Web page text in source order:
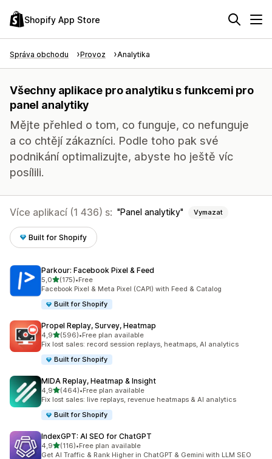
Shopify App Store
Správa obchodu Provoz Analytika
Všechny aplikace pro analytiku s funkcemi pro
panel analytiky
Mějte přehled o tom, co funguje, co nefunguje
a co chtějí zákazníci. Podle toho pak své
podnikání optimalizujte, abyste ho ještě víc
posílili.
Více aplikací (1 436) s: Panel analytiky Vymazat
Built for Shopify
Parkour: Facebook Pixel & Feed
5,0z 5 hvězd
(175)
Celkový počet recenzí: 175
•Free
Facebook Pixel & Meta Pixel (CAPI) with Feed & Catalog
Built for Shopify
Propel Replay, Survey, Heatmap
4,9z 5 hvězd
(596)
Celkový počet recenzí: 596
•Free plan available
Fix lost sales: record session replays, heatmaps, AI analytics
Built for Shopify
MIDA Replay, Heatmap & Insight
4,9z 5 hvězd
(464)
Celkový počet recenzí: 464
•Free plan available
Fix lost sales: live replays, revenue heatmaps & AI analytics
Built for Shopify
IndexGPT: AI SEO for ChatGPT
4,9z 5 hvězd
(116)
Celkový počet recenzí: 116
•Free plan available
Get AI Traffic & Rank Higher in ChatGPT & Gemini with LLM SEO